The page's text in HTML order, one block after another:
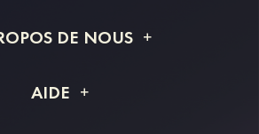
DE NOUS
Livraison
AIDE